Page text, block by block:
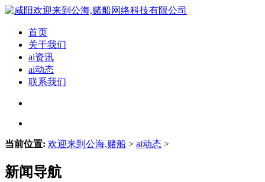
首页
关于我们
ai资讯
ai动态
联系我们
当前位置: 欢迎来到公海,赌船 > ai动态 >
新闻导航